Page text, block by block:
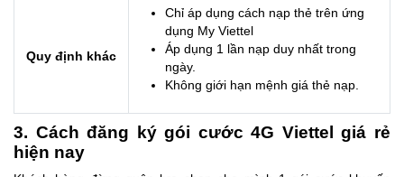
Quy định khác
Chỉ áp dụng cách nạp thẻ trên ứng
dụng My Viettel
Áp dụng 1 lần nạp duy nhất trong
ngày.
Không giới hạn mệnh giá thẻ nạp.
3. Cách đăng ký gói cước 4G Viettel giá rẻ
hiện nay